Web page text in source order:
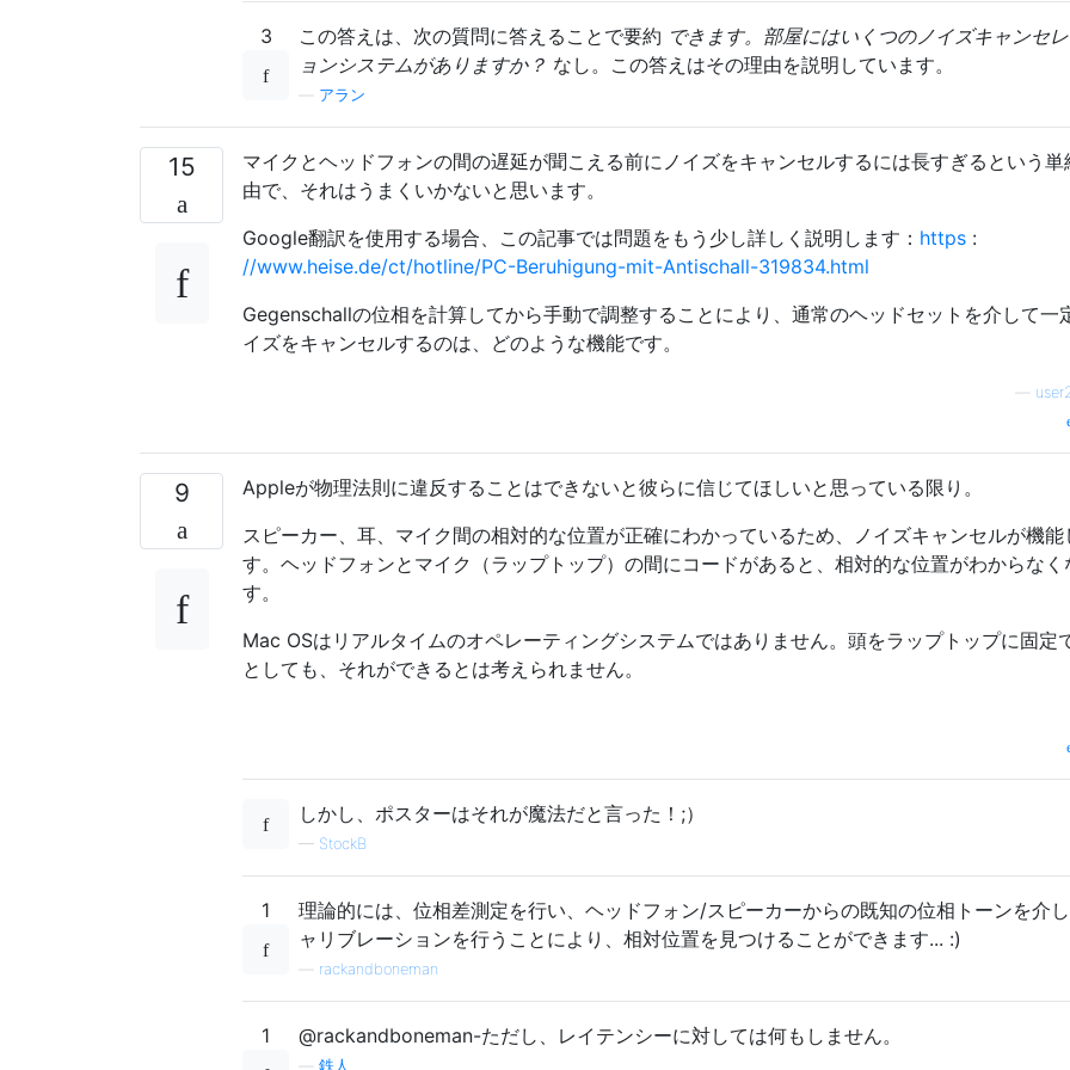
3 この答えは、次の質問に答えることで要約 できます。部屋にはいくつのノイズキャンセ
ョンシステムがありますか？ なし。この答えはその理由を説明しています。
アラン
15
マイクとヘッドフォンの間の遅延が聞こえる前にノイズをキャンセルするには長すぎるという単
由で、それはうまくいかないと思います。
Google翻訳を使用する場合、この記事では問題をもう少し詳しく説明します： https :
//www.heise.de/ct/hotline/PC-Beruhigung-mit-Antischall-319834.html
Gegenschallの位相を計算してから手動で調整することにより、通常のヘッドセットを介して一
イズをキャンセルするのは、どのような機能です。
9
Appleが物理法則に違反することはできないと彼らに信じてほしいと思っている限り。
スピーカー、耳、マイク間の相対的な位置が正確にわかっているため、ノイズキャンセルが機能
す。ヘッドフォンとマイク（ラップトップ）の間にコードがあると、相対的な位置がわからなく
す。
Mac OSはリアルタイムのオペレーティングシステムではありません。頭をラップトップに固定
としても、それができるとは考えられません。
しかし、ポスターはそれが魔法だと言った！;）
— StockB
1
理論的には、位相差測定を行い、ヘッドフォン/スピーカーからの既知の位相トーンを介
ャリブレーションを行うことにより、相対位置を見つけることができます... :)
rackandboneman
1 @rackandboneman-ただし、レイテンシーに対しては何もしません。
鉄人